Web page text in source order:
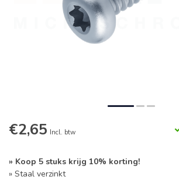
€2,65 Incl. btw
» Koop 5 stuks krijg 10% korting!
» Staal verzinkt